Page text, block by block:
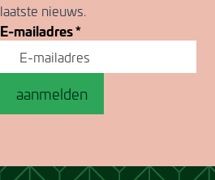
laatste nieuws.
E-mailadres*
aanmelden